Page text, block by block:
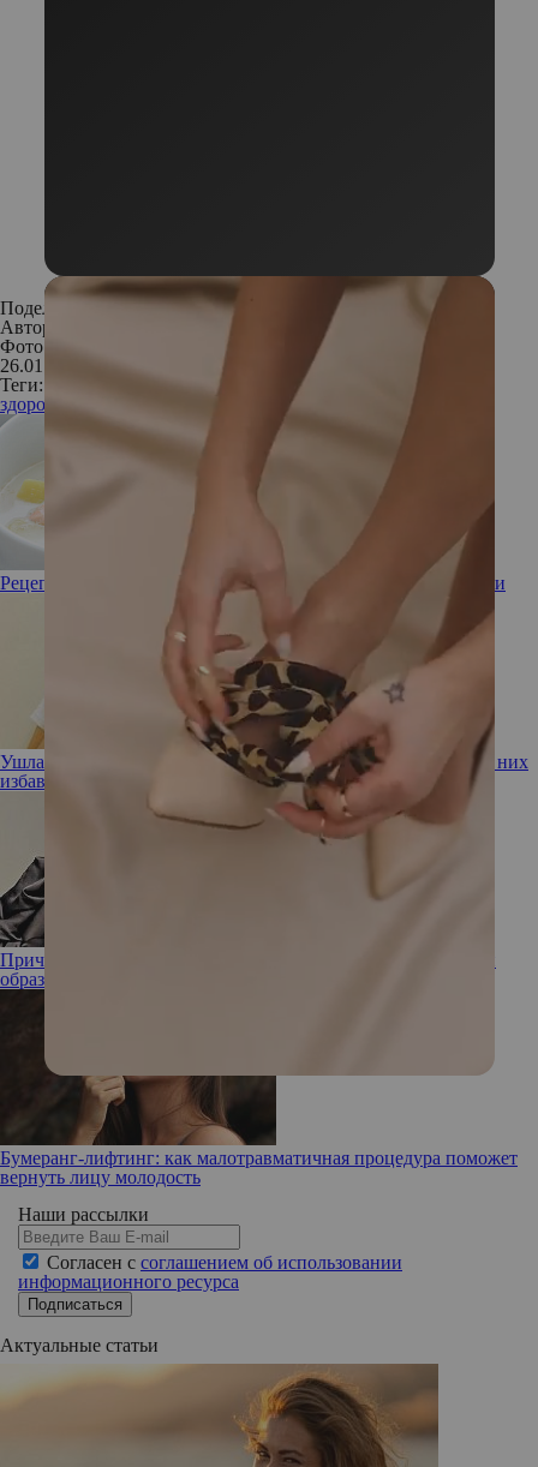
Поделиться:
Автор:
Екатерина Семенова
Фото: Istockphoto
26.01.2020
Теги:
здоровье волос
тонкие волосы густые волосы
Рецепт от шефа: финский рыбный суп из лосося со сливками
Ушла эпоха! Девушка-мем с бровями на пол-лба наконец от них
избавилась
Прическа Малефисенты: Рената Литвинова показала новый
образ
Бумеранг-лифтинг: как малотравматичная процедура поможет
вернуть лицу молодость
Наши рассылки
Согласен с соглашением об использовании
информационного ресурса
Подписаться
Актуальные статьи